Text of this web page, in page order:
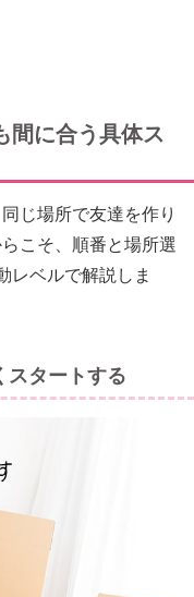
に合う具体ス
じ場所で友達を作り
こそ、順番と場所選
レベルで解説しま
タートする